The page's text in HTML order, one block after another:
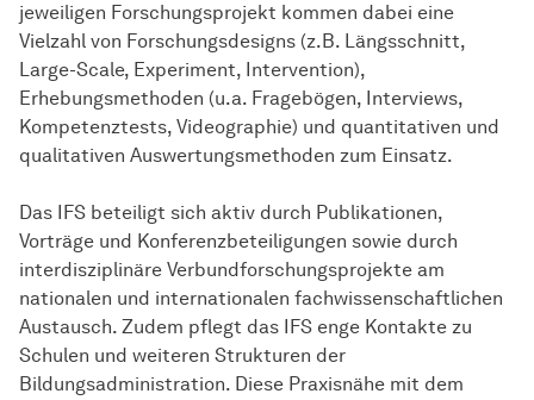
jeweiligen Forschungsprojekt kommen dabei eine
Vielzahl von Forschungsdesigns (z.B. Längsschnitt,
Large-Scale, Experiment, Intervention),
Erhebungsmethoden (u.a. Fragebögen, Interviews,
Kompetenztests, Videographie) und quantitativen und
qualitativen Auswertungsmethoden zum Einsatz.
Das IFS beteiligt sich aktiv durch Publikationen,
Vorträge und Konferenzbeteiligungen sowie durch
interdisziplinäre Verbundforschungsprojekte am
nationalen und internationalen fachwissenschaftlichen
Austausch. Zudem pflegt das IFS enge Kontakte zu
Schulen und weiteren Strukturen der
Bildungsadministration. Diese Praxisnähe mit dem